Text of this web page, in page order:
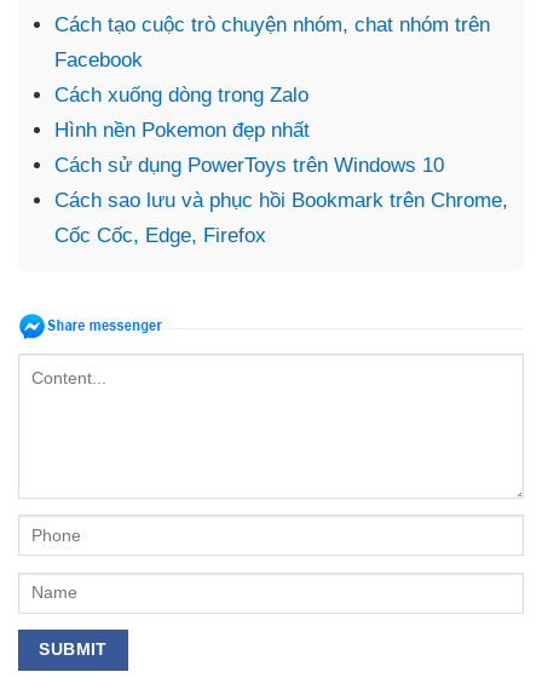
Cách tạo cuộc trò chuyện nhóm, chat nhóm trên
Facebook
Cách xuống dòng trong Zalo
Hình nền Pokemon đẹp nhất
Cách sử dụng PowerToys trên Windows 10
Cách sao lưu và phục hồi Bookmark trên Chrome,
Cốc Cốc, Edge, Firefox